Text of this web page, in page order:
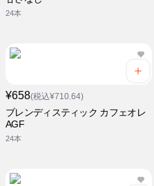
24本
¥658(税込¥710.64)
ブレンディスティック カフェオレ
AGF
24本